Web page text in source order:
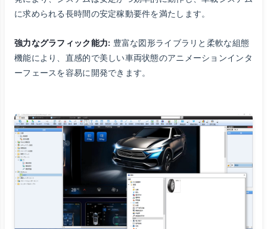
に求められる長時間の安定稼動要件を満たします。
強力なグラフィック能力: 豊富な図形ライブラリと柔軟な組態
機能により、直感的で美しい車両状態のアニメーションインタ
ーフェースを容易に開発できます。